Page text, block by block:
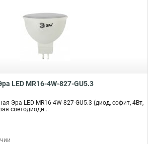
LED MR16-4W-827-GU5.3
Эра LED MR16-4W-827-GU5.3 (диод, софит, 4Вт,
светодиодн...